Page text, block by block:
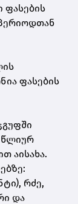
ფასების
ფასების
წლიურ
აისახა.
რძე,
და